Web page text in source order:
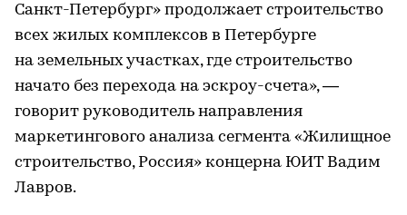
Санкт-Петербург» продолжает строительство
всех жилых комплексов в Петербурге
на земельных участках, где строительство
начато без перехода на эскроу-счета», —
говорит руководитель направления
маркетингового анализа сегмента «Жилищное
строительство, Россия» концерна ЮИТ Вадим
Лавров.